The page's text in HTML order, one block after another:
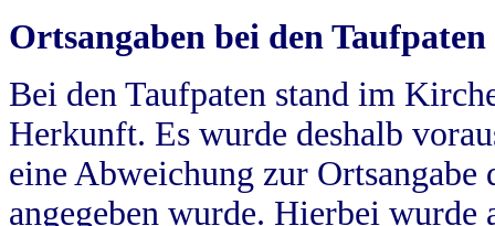
Ortsangaben bei den Taufpaten
Bei den Taufpaten stand im
Herkunft. Es wurde deshalb
eine Abweichung zur
angegeben wurde. Hierbei wurde